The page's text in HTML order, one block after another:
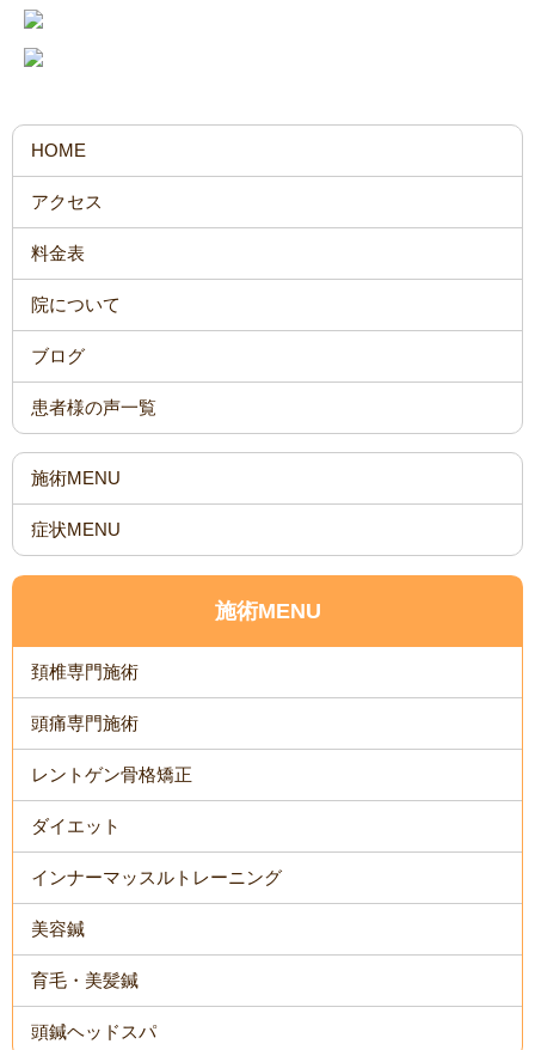
HOME
アクセス
料金表
院について
ブログ
患者様の声一覧
施術MENU
症状MENU
施術MENU
頚椎専門施術
頭痛専門施術
レントゲン骨格矯正
ダイエット
インナーマッスルトレーニング
美容鍼
育毛・美髪鍼
頭鍼ヘッドスパ